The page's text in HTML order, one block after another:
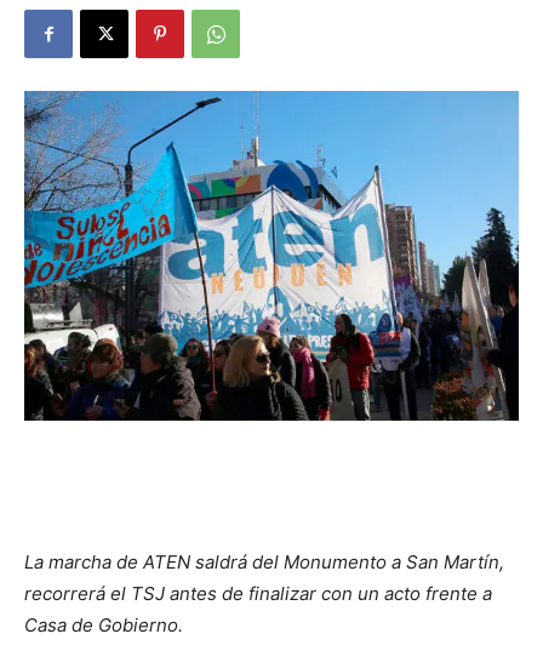
La marcha de ATEN saldrá del Monumento a San Martín,
recorrerá el TSJ antes de finalizar con un acto frente a
Casa de Gobierno.